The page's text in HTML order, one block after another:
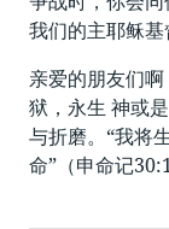
我们的主耶稣基
亲爱的朋友们
狱，永生 神或
与折磨。“我将
命”（申命记